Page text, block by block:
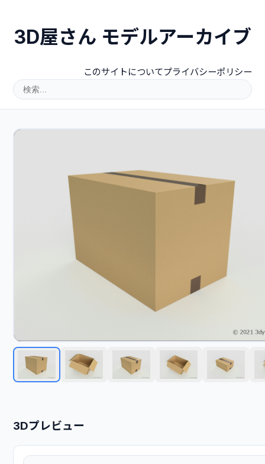
3D屋さん モデルアーカイブ
このサイトについてプライバシーポリシー
3Dプレビュー